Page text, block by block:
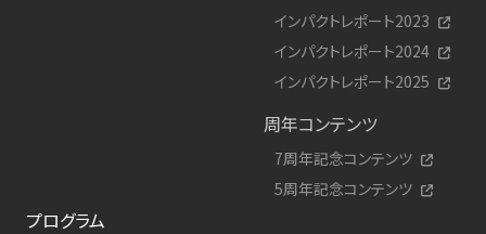
インパクトレポート2023
インパクトレポート2024
インパクトレポート2025
周年コンテンツ
7周年記念コンテンツ
5周年記念コンテンツ
プログラム